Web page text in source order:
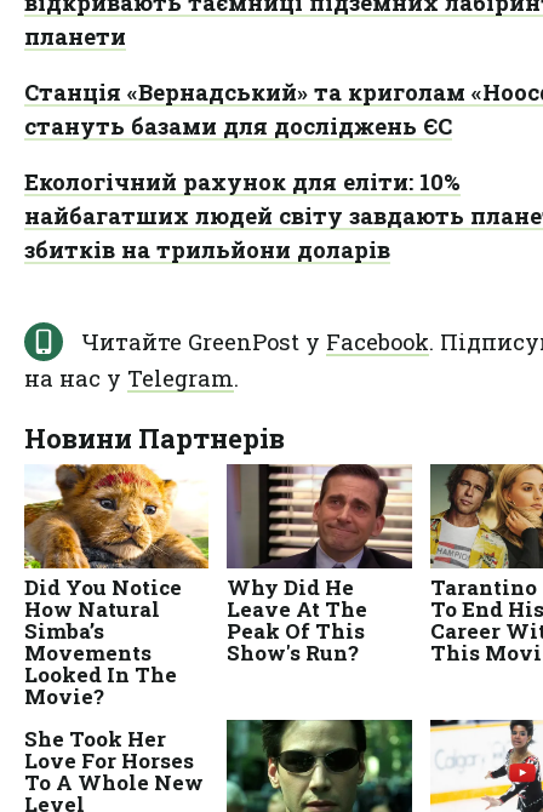
планети
Станція «Вернадський» та криголам
стануть базами для досліджень ЄС
Екологічний рахунок для еліти: 10%
найбагатших людей світу завдають
збитків на трильйони доларів
Читайте GreenPost у Facebook.
на нас у Telegram.